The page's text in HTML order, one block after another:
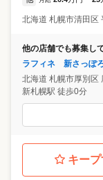
北海道 札幌市清田区
他の店舗でも募集し
ラフィネ 新さっぽ
北海道 札幌市厚別区
新札幌駅 徒歩0分
キープ